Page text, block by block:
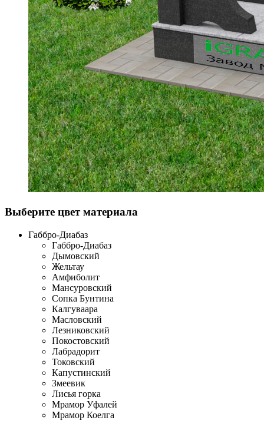
Выберите цвет материала
Габбро-Диабаз
Габбро-Диабаз
Дымовский
Жельтау
Амфиболит
Мансуровский
Сопка Бунтина
Калгуваара
Масловский
Лезниковский
Покостовский
Лабрадорит
Токовский
Капустинский
Змеевик
Лисья горка
Мрамор Уфалей
Мрамор Коелга